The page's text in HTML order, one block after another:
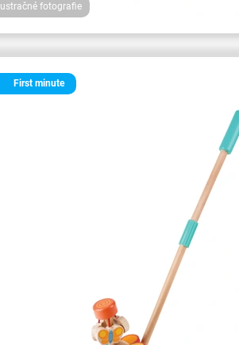
Ilustračné fotografie
First minute